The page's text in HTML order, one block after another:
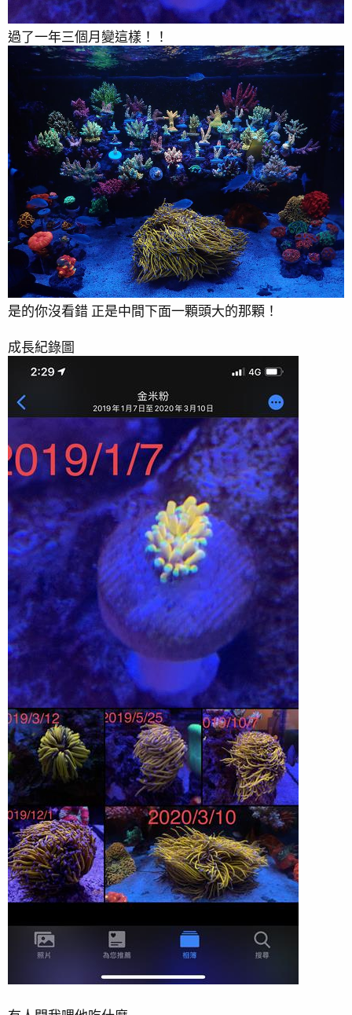
2019/3/15受不了後面看不到東西。只好改成3面景
2019/3/5
2019/1/17 2019首po 清了一些非螢光蛋白的東西
2018/9/30 影片紀錄
2018/11/19 翻缸完成開始重新養水Day1 這次改成單面
景
2018/11/16 翻缸前最後一張
2018/10/23 純LED照
2018/10/8 純LED上空照
2018/8/23 大改景 改成玩三面景試試看
過了一年三個月變這樣！！
是的你沒看錯 正是中間下面一顆頭大的那顆！
成長紀錄圖